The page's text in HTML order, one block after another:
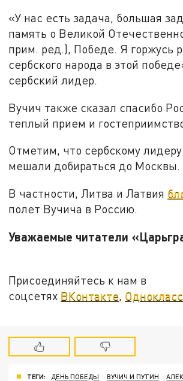
«У нас есть задача, большая
память о Великой
прим. ред.), Победе. Я горжусь
сербского народа в этой
сербский лидер.
Вучич также сказал спасибо
теплый прием и
Отметим, что сербскому
мешали добираться до Москвы.
В частности, Литва и Латвия
полет Вучича в Россию.
Уважаемые читатели
Присоединяйтесь к нам в
соцсетях ВКонтакте,
ТЕГИ: ДЕНЬ ПОБЕДЫ ВУЧИЧ И ПУТИН